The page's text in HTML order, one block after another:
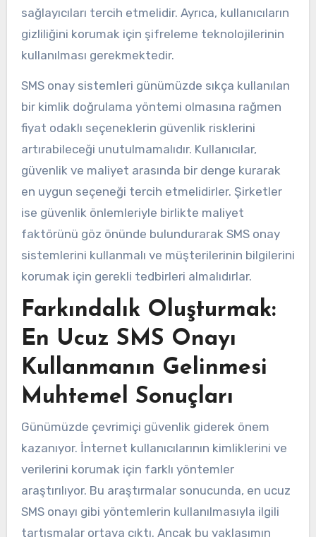
sağlayıcıları tercih etmelidir. Ayrıca, kullanıcıların
gizliliğini korumak için şifreleme teknolojilerinin
kullanılması gerekmektedir.
SMS onay sistemleri günümüzde sıkça kullanılan
bir kimlik doğrulama yöntemi olmasına rağmen
fiyat odaklı seçeneklerin güvenlik risklerini
artırabileceği unutulmamalıdır. Kullanıcılar,
güvenlik ve maliyet arasında bir denge kurarak
en uygun seçeneği tercih etmelidirler. Şirketler
ise güvenlik önlemleriyle birlikte maliyet
faktörünü göz önünde bulundurarak SMS onay
sistemlerini kullanmalı ve müşterilerinin bilgilerini
korumak için gerekli tedbirleri almalıdırlar.
Farkındalık Oluşturmak:
En Ucuz SMS Onayı
Kullanmanın Gelinmesi
Muhtemel Sonuçları
Günümüzde çevrimiçi güvenlik giderek önem
kazanıyor. İnternet kullanıcılarının kimliklerini ve
verilerini korumak için farklı yöntemler
araştırılıyor. Bu araştırmalar sonucunda, en ucuz
SMS onayı gibi yöntemlerin kullanılmasıyla ilgili
tartışmalar ortaya çıktı. Ancak bu yaklaşımın